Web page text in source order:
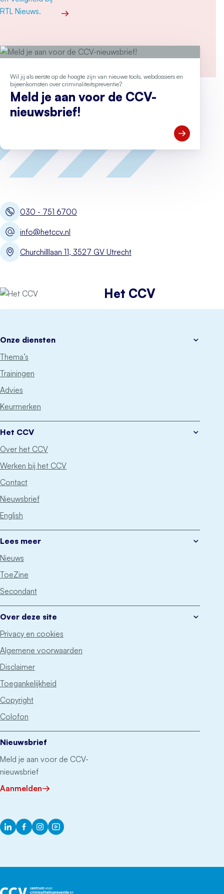
Wil jij als eerste op de hoogte zijn van nieuwe tools, webdossiers en
bijeenkomsten over criminaliteitspreventie?
Meld je aan voor de CCV-
nieuwsbrief!
Open Meld
030 - 751 6700
info@hetccv.nl
Churchilllaan 11, 3527 GV Utrecht
Het CCV
Onze diensten
Thema’s
Trainingen
Advies
Keurmerken
Het CCV
Over het CCV
Werken bij het CCV
Contact
Nieuwsbrief
English
Lees meer
Nieuws
ToeZine
Secondant
Over deze site
Privacy en cookies
Algemene voorwaarden
Disclaimer
Toegankelijkheid
Copyright
Colofon
Nieuwsbrief
Meld je aan voor de CCV-
nieuwsbrief
Aanmelden
LinkedInFacebook
InstagramYouTube